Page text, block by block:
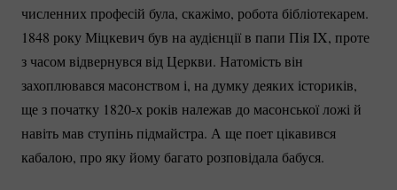
численних професій була, скажімо, робота бібліотекарем.
1848 року Міцкевич був на аудієнції в папи Пія IX, проте
з часом відвернувся від Церкви. Натомість він
захоплювався масонством і, на думку деяких істориків,
ще з початку 1820-х років належав до масонської ложі й
навіть мав ступінь підмайстра. А ще поет цікавився
кабалою, про яку йому багато розповідала бабуся.